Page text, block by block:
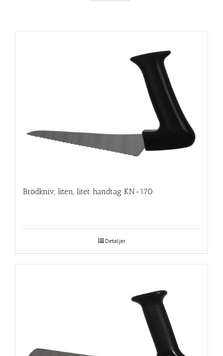
Brödkniv, liten, litet handtag KN-170
Detaljer